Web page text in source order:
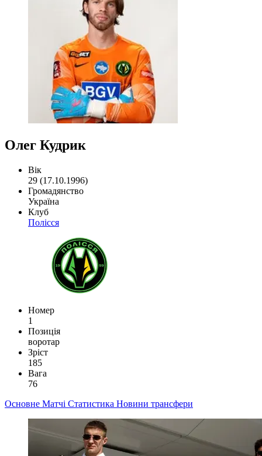
Олег Кудрик
Вік
29 (17.10.1996)
Громадянство
Україна
Клуб
Полісся
Номер
1
Позиція
воротар
Зріст
185
Вага
76
Основне Матчі Статистика Новини трансфери